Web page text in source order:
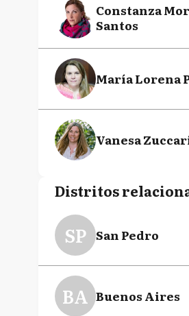
Constanza
Santos
María Lorena
Vanesa
Distritos
SP San Pedro
BA Buenos Aires